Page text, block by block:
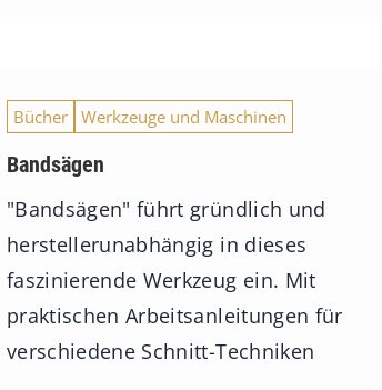
Bücher Werkzeuge und Maschinen
Bandsägen
"Bandsägen" führt gründlich und
herstellerunabhängig in dieses
faszinierende Werkzeug ein. Mit
praktischen Arbeitsanleitungen für
verschiedene Schnitt-Techniken